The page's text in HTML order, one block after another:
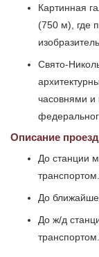
Картинная
(750 м), где
Свято-
часовнями и
Описание
До станции
транспортом.
До
До ж/д
транспортом.